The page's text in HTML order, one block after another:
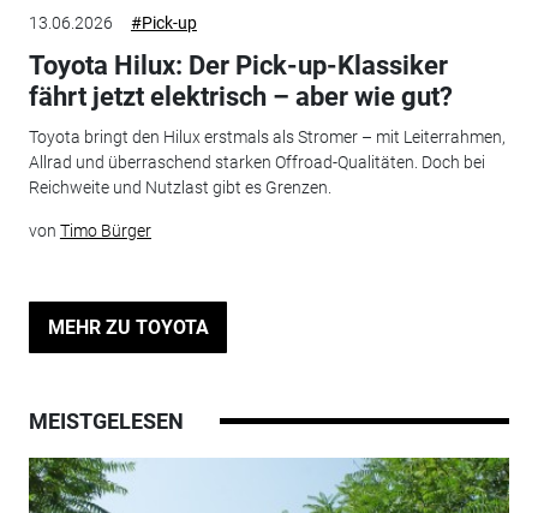
13.06.2026 #Pick-up
Toyota Hilux: Der Pick-up-Klassiker
fährt jetzt elektrisch – aber wie gut?
Toyota bringt den Hilux erstmals als Stromer – mit Leiterrahmen,
Allrad und überraschend starken Offroad-Qualitäten. Doch bei
Reichweite und Nutzlast gibt es Grenzen.
von Timo Bürger
MEHR ZU TOYOTA
MEISTGELESEN